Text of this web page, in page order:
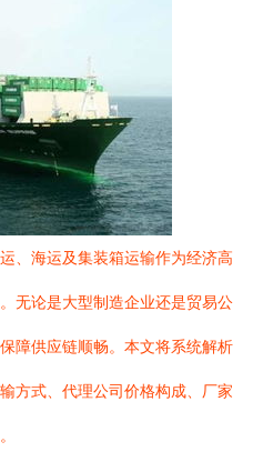
、海运及集装箱运输作为经济高
无论是大型制造企业还是贸易公
障供应链顺畅。本文将系统解析
方式、代理公司价格构成、厂家